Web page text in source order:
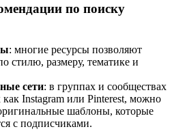
по поиску
: многие ресурсы позволяют
стилю, размеру, тематике и
сети: в группах и сообществах
Instagram или Pinterest, можно
шаблоны, которые
с подписчиками.